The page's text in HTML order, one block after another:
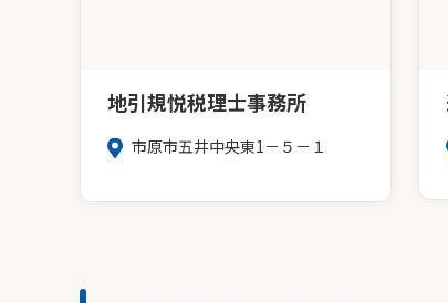
地引規悦税理士事務所
市原市五井中央東1－５－１